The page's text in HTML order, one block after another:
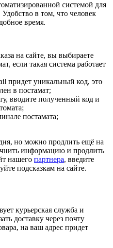
системой для
в том, что человек
время.
на сайте, вы выбираете
если такая система работает
придет уникальный код, это
в постамат;
вводите полученный код и
постамата;
но можно продлить ещё на
информацию и продлить
нашего партнера, введите
подсказкам на сайте.
курьерская служба и
доставку через почту
на ваш адрес придет